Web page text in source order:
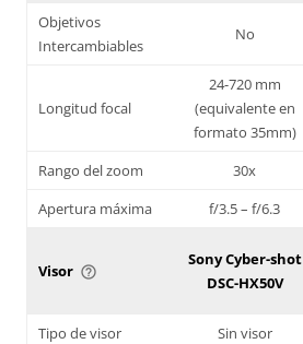
Objetivos
Intercambiables
No
Longitud focal
24-720 mm
(equivalente en
formato 35mm)
Rango del zoom
30x
Apertura máxima
f/3.5 – f/6.3
Visor help_outline
Sony Cyber-shot
DSC-HX50V
Tipo de visor
Sin visor